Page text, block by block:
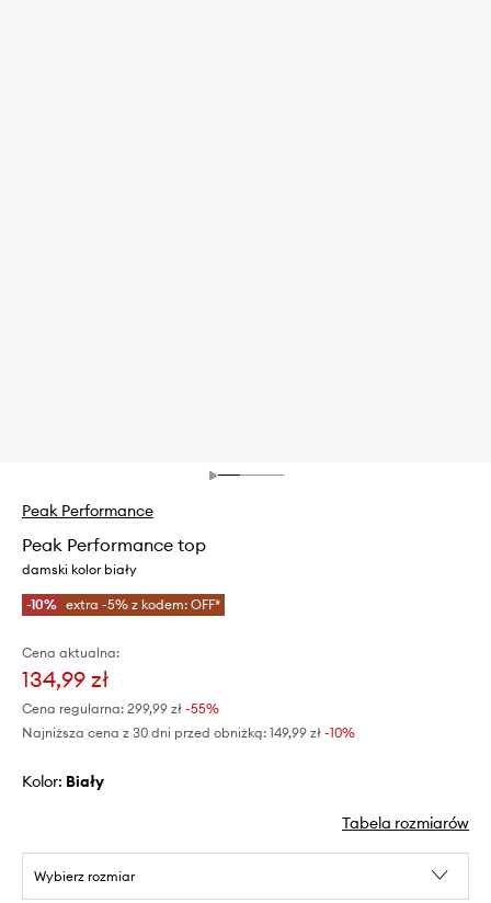
Peak Performance
Peak Performance top
damski kolor biały
-10% extra -5% z kodem: OFF*
Cena aktualna:
134,99 zł
Cena regularna: 299,99 zł -55%
Najniższa cena z 30 dni przed obniżką: 149,99 zł -10%
Kolor: biały
Tabela rozmiarów
Wybierz rozmiar